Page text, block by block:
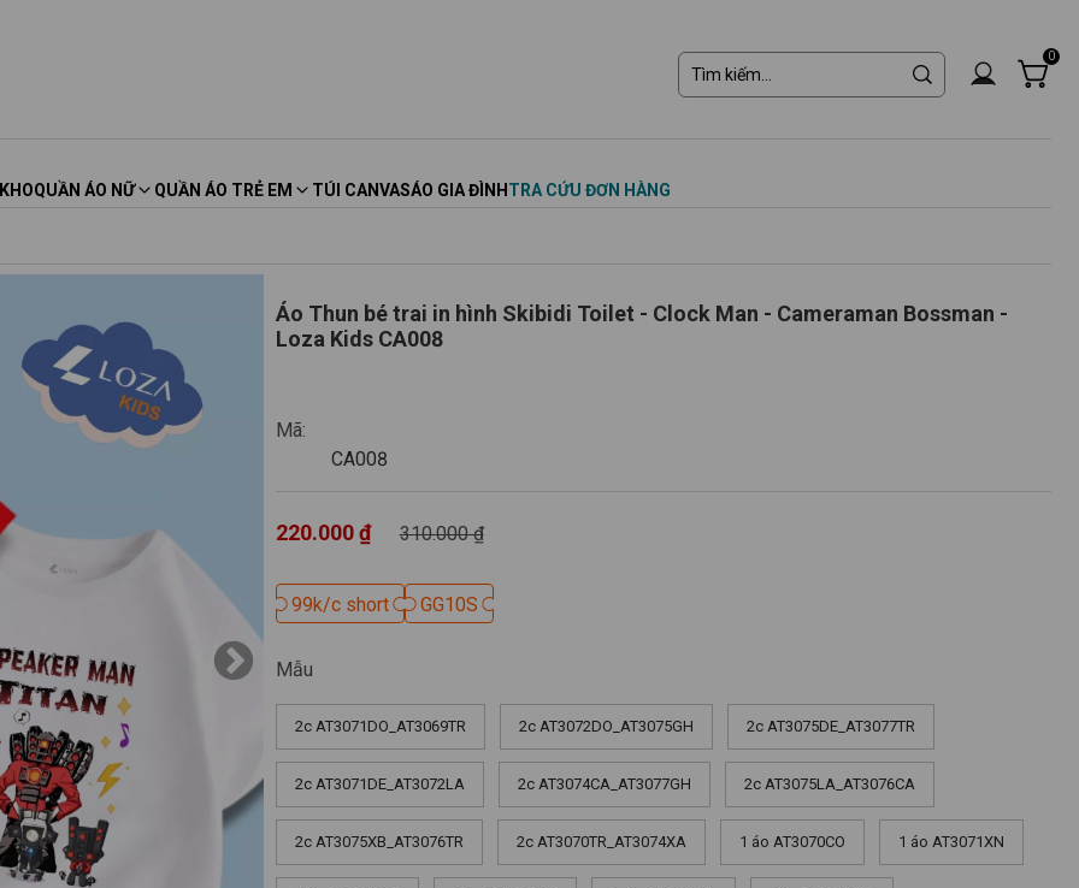
0
QUẦN ÁO NỮ QUẦN ÁO TRẺ EM TÚI CANVASÁO GIA ĐÌNH TRA CỨU ĐƠN HÀNG
CA008
Áo Thun bé trai in hình Skibidi Toilet - Clock Man - Cameraman Bossman -
Loza Kids CA008
Mã:
310.000 ₫
220.000 ₫
Mẫu
2c AT3071DO_AT3069TR 2c AT3072DO_AT3075GH 2c AT3075DE_AT3077TR
2c AT3071DE_AT3072LA 2c AT3074CA_AT3077GH 2c AT3075LA_AT3076CA
2c AT3075XB_AT3076TR 2c AT3070TR_AT3074XA 1 áo AT3070CO 1 áo AT3071XN
CA008
99k/c short
99k/c short GG10S
GG10S